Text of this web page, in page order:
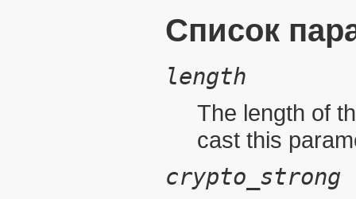
Список
length
The length of
cast this
crypto_strong